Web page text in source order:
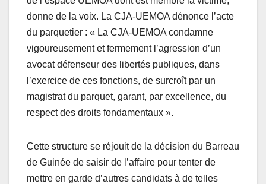
donne de la voix. La CJA-UEMOA dénonce l’acte
du parquetier : « La CJA-UEMOA condamne
vigoureusement et fermement l’agression d’un
avocat défenseur des libertés publiques, dans
l’exercice de ces fonctions, de surcroît par un
magistrat du parquet, garant, par excellence, du
respect des droits fondamentaux ».
Cette structure se réjouit de la décision du Barreau
de Guinée de saisir de l’affaire pour tenter de
mettre en garde d’autres candidats à de telles